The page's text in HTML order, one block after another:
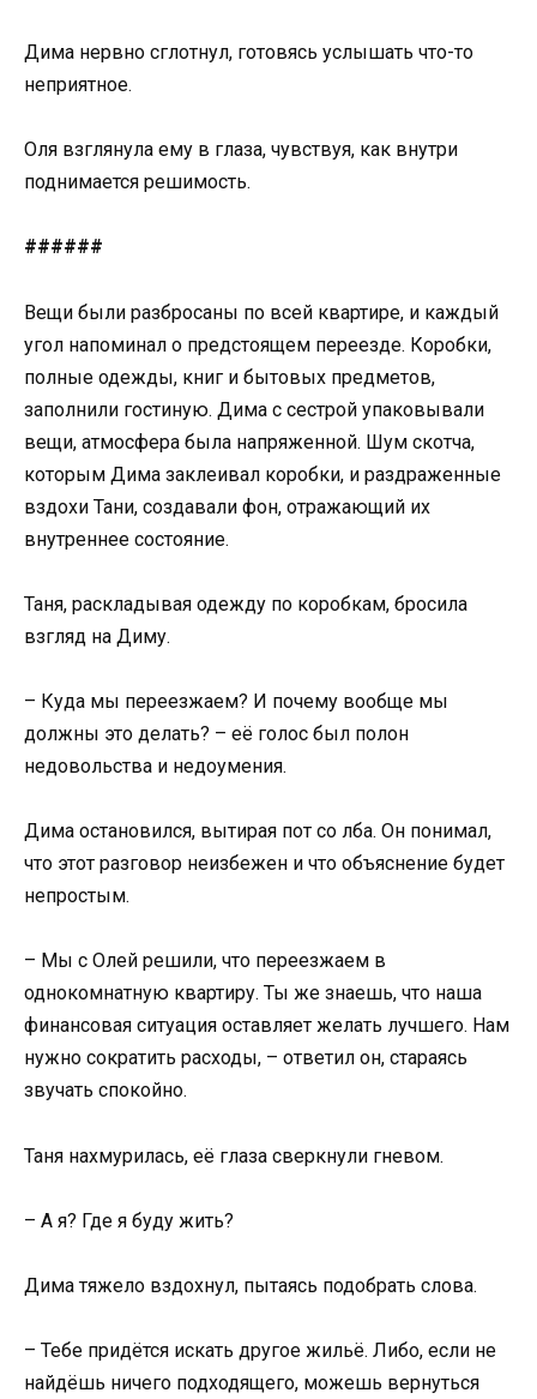
Дима нервно сглотнул, готовясь услышать что-то
неприятное.
Оля взглянула ему в глаза, чувствуя, как внутри
поднимается решимость.
######
Вещи были разбросаны по всей квартире, и каждый
угол напоминал о предстоящем переезде. Коробки,
полные одежды, книг и бытовых предметов,
заполнили гостиную. Дима с сестрой упаковывали
вещи, атмосфера была напряженной. Шум скотча,
которым Дима заклеивал коробки, и раздраженные
вздохи Тани, создавали фон, отражающий их
внутреннее состояние.
Таня, раскладывая одежду по коробкам, бросила
взгляд на Диму.
– Куда мы переезжаем? И почему вообще мы
должны это делать? – её голос был полон
недовольства и недоумения.
Дима остановился, вытирая пот со лба. Он понимал,
что этот разговор неизбежен и что объяснение будет
непростым.
– Мы с Олей решили, что переезжаем в
однокомнатную квартиру. Ты же знаешь, что наша
финансовая ситуация оставляет желать лучшего. Нам
нужно сократить расходы, – ответил он, стараясь
звучать спокойно.
Таня нахмурилась, её глаза сверкнули гневом.
– А я? Где я буду жить?
Дима тяжело вздохнул, пытаясь подобрать слова.
– Тебе придётся искать другое жильё. Либо, если не
найдёшь ничего подходящего, можешь вернуться